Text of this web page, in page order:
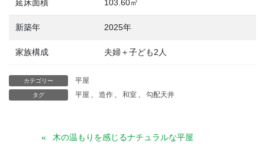
延床面積 103.60㎡
新築年 2025年
家族構成 夫婦＋子ども2人
カテゴリー 平屋
タグ 平屋 、 造作 、 和室 、 勾配天井
木の温もりを感じるナチュラルな平屋